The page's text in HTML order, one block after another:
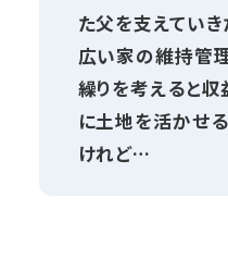
た父を支えてい
広い家の維持管
繰りを考えると
に土地を活かせ
けれど…